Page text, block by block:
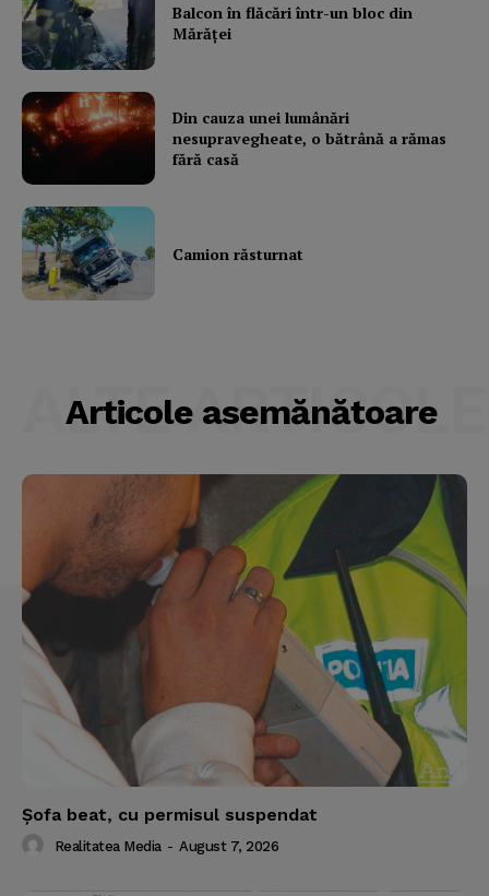
Balcon în flăcări într-un bloc din
Mărăţei
Din cauza unei lumânări
nesupravegheate, o bătrână a rămas
fără casă
Camion răsturnat
Articole asemănătoare
ALTE ARTICOLE
Şofa beat, cu permisul suspendat
Realitatea Media - August 7, 2026